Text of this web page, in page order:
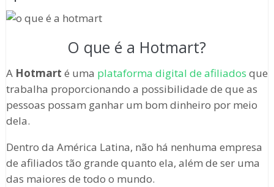
O que é a Hotmart?
A Hotmart é uma plataforma digital de afiliados que
trabalha proporcionando a possibilidade de que as
pessoas possam ganhar um bom dinheiro por meio
dela.
Dentro da América Latina, não há nenhuma empresa
de afiliados tão grande quanto ela, além de ser uma
das maiores de todo o mundo.